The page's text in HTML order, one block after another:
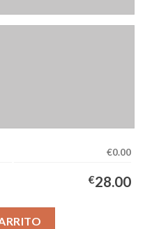
€0.00
€28.00
Hombre 2026/2027 -